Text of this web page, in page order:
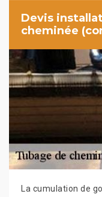
Devis
cheminée
La cumulation de